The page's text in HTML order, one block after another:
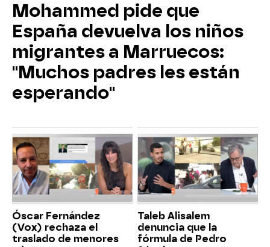
Mohammed pide que
España devuelva los niños
migrantes a Marruecos:
"Muchos padres les están
esperando"
Óscar Fernández
(Vox) rechaza el
traslado de menores
Taleb Alisalem
denuncia que la
fórmula de Pedro